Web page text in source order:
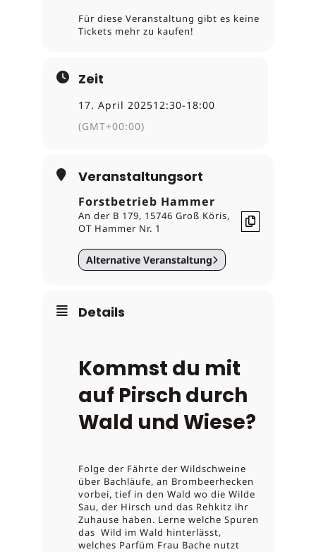
Für diese Veranstaltung gibt es keine
Tickets mehr zu kaufen!
Zeit
17. April 202512:30-18:00
(GMT+00:00)
Veranstaltungsort
Forstbetrieb Hammer
An der B 179, 15746 Groß Köris,
OT Hammer Nr. 1
Alternative Veranstaltung
Details
Kommst du mit
auf Pirsch durch
Wald und Wiese?
Folge der Fährte der Wildschweine
über Bachläufe, an Brombeerhecken
vorbei, tief in den Wald wo die Wilde
Sau, der Hirsch und das Rehkitz ihr
Zuhause haben. Lerne welche Spuren
das Wild im Wald hinterlässt,
welches Parfüm Frau Bache nutzt